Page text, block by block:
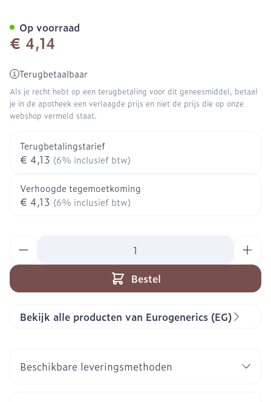
€ 4,14
Terugbetaalbaar
Als je recht hebt op een terugbetaling voor dit geneesmiddel, betaal
je in de apotheek een verlaagde prijs en niet de prijs die op onze
webshop vermeld staat.
Terugbetalingstarief
€ 4,13 (6% inclusief btw)
Verhoogde tegemoetkoming
€ 4,13 (6% inclusief btw)
Bestel
Op voorraad
Bekijk alle producten van Eurogenerics (EG)
Beschikbare leveringsmethoden